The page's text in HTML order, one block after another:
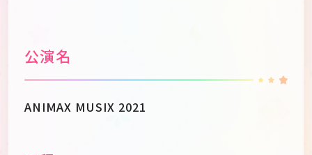
公演名
ANIMAX MUSIX 2021